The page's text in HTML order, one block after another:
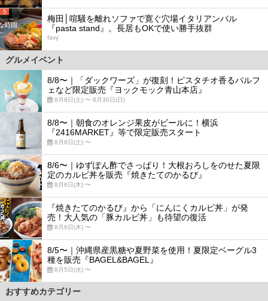
5
梅田│喧騒を離れソファで寛ぐ穴場イタリアンバル
『pasta stand』。長居もOKで使い勝手抜群
favy
グルメイベント
8/8〜｜「ダックワーズ」が復刻！ピスタチオ香るパルフ
ェなど限定販売『ヨックモック青山本店』
8月8日(土) 〜 8月30日(日)
8/8〜｜朝食のオレンジ果皮がビールに！横浜
『2416MARKET』等で限定販売スタート
8月8日(土) 〜
8/6〜｜ゆずぽん酢でさっぱり！大根おろしをのせた夏限
定のカルビ丼を販売『焼きたてのかるび』
8月6日(木) 〜
『焼きたてのかるび』から「にんにくカルビ丼」が発
売！大人気の「豚カルビ丼」も待望の復活
8月6日(木) 〜
8/5〜｜沖縄県産黒糖や夏野菜を使用！夏限定ベーグル3
種を販売『BAGEL&BAGEL』
8月5日(水) 〜
おすすめカテゴリー